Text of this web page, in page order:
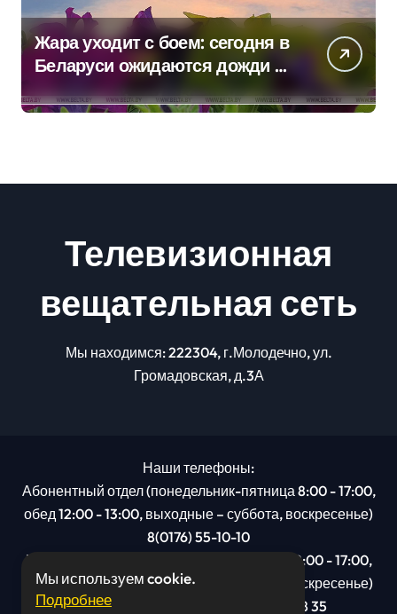
Жара уходит с боем: сегодня в
Беларуси ожидаются дожди и
грозы
Телевизионная
вещательная сеть
Мы находимся: 222304, г.Молодечно, ул.
Громадовская, д.3А
Наши телефоны:
Абонентный отдел (понедельник-пятница 8:00 - 17:00,
обед 12:00 - 13:00, выходные – суббота, воскресенье)
8(0176) 55-10-10
Рекламный отдел (понедельник-пятница 8:00 - 17:00,
обед 12:00 - 13:00, выходные – суббота, воскресенье)
8(0176): 54 95 80, МТС +375 29 201 78 35
Мы используем cookie.
Подробнее